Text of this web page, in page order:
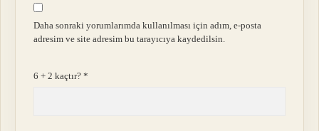
Daha sonraki yorumlarımda kullanılması için adım, e-posta
adresim ve site adresim bu tarayıcıya kaydedilsin.
6 + 2 kaçtır?*